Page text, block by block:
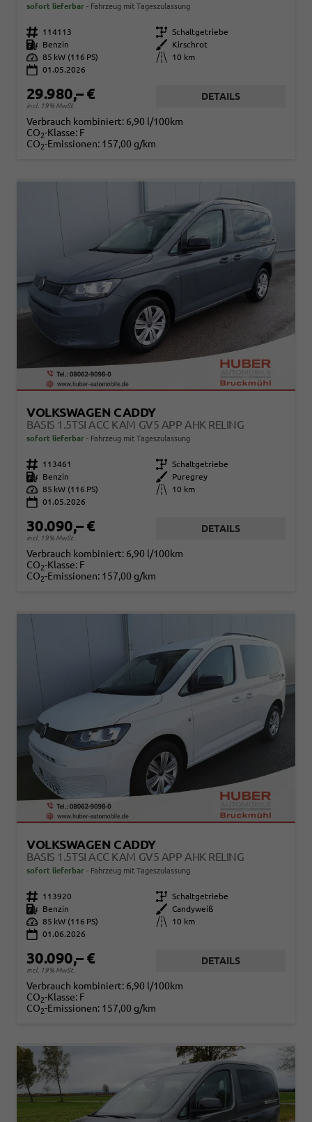
sofort lieferbar Fahrzeug mit Tageszulassung
Fahrzeugnr. 114113 Getriebe Schaltgetriebe
Kraftstoff
Benzin Außenfarbe
Kirschrot
Leistung 85 kW (116 PS) Kilometerstand
10 km
01.05.2026
29.980,– €
incl. 19% MwSt.
DETAILS
Verbrauch kombiniert: 6,90 l/100km
CO2-Klasse: F
CO2-Emissionen: 157,00 g/km
VOLKSWAGEN CADDY
BASIS 1.5TSI ACC KAM GV5 APP AHK RELING
sofort lieferbar Fahrzeug mit Tageszulassung
Fahrzeugnr. 113461 Getriebe Schaltgetriebe
Kraftstoff
Benzin Außenfarbe
Puregrey
Leistung 85 kW (116 PS) Kilometerstand
10 km
01.05.2026
30.090,– €
incl. 19% MwSt.
DETAILS
Verbrauch kombiniert: 6,90 l/100km
CO2-Klasse: F
CO2-Emissionen: 157,00 g/km
VOLKSWAGEN CADDY
BASIS 1.5TSI ACC KAM GV5 APP AHK RELING
sofort lieferbar Fahrzeug mit Tageszulassung
Fahrzeugnr. 113920 Getriebe Schaltgetriebe
Kraftstoff
Benzin Außenfarbe
Candyweiß
Leistung 85 kW (116 PS) Kilometerstand
10 km
01.06.2026
30.090,– €
incl. 19% MwSt.
DETAILS
Verbrauch kombiniert: 6,90 l/100km
CO2-Klasse: F
CO2-Emissionen: 157,00 g/km